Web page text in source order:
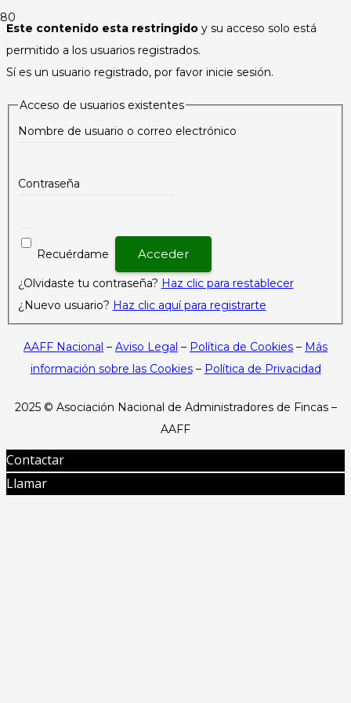
Este contenido esta restringido y su acceso solo está
permitido a los usuarios registrados.
Sí es un usuario registrado, por favor inicie sesión.
Acceso de usuarios existentes
Nombre de usuario o correo electrónico
Contraseña
Recuérdame
¿Olvidaste tu contraseña? Haz clic para restablecer
¿Nuevo usuario? Haz clic aquí para registrarte
AAFF Nacional – Aviso Legal – Política de Cookies – Más
información sobre las Cookies– Política de Privacidad
2025 © Asociación Nacional de Administradores de Fincas –
AAFF
Contactar
Llamar